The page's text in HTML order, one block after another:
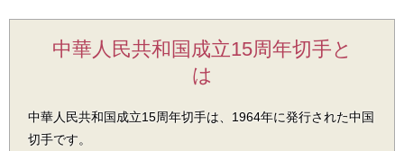
中華人民共和国成立15周年切手と
は
中華人民共和国成立15周年切手は、1964年に発行された中国
切手です。